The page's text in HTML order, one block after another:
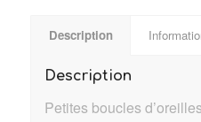
Description
Description
Petites boucles